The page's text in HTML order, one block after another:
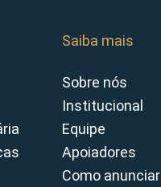
Saiba mais
Sobre nós
Institucional
Equipe
Apoiadores
Como anunciar